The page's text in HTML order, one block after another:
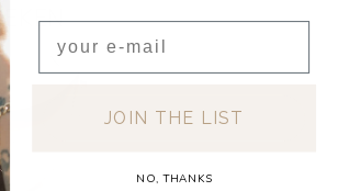
JOIN THE LIST
NO, THANKS